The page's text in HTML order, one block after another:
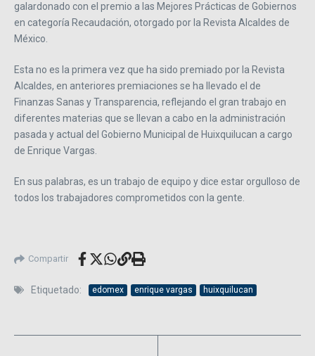
galardonado con el premio a las Mejores Prácticas de Gobiernos
en categoría Recaudación, otorgado por la Revista Alcaldes de
México.
Esta no es la primera vez que ha sido premiado por la Revista
Alcaldes, en anteriores premiaciones se ha llevado el de
Finanzas Sanas y Transparencia, reflejando el gran trabajo en
diferentes materias que se llevan a cabo en la administración
pasada y actual del Gobierno Municipal de Huixquilucan a cargo
de Enrique Vargas.
En sus palabras, es un trabajo de equipo y dice estar orgulloso de
todos los trabajadores comprometidos con la gente.
Compartir
Etiquetado: edomex enrique vargas huixquilucan